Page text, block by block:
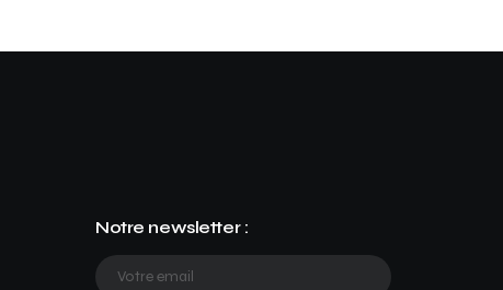
Notre newsletter :